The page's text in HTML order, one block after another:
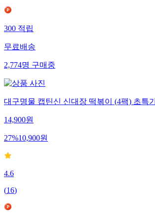
300 적립
무료배송
2,774명 구매중
대구명물 캡틴신 신대장 떡볶이 (4팩) 초특
14,900원
27%10,900원
4.6
(16)